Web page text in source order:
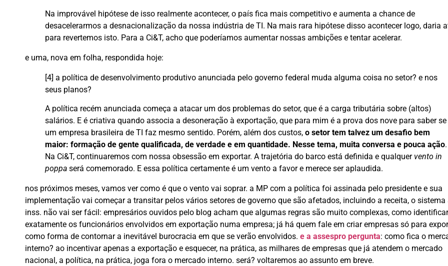
Na improvável hipótese de isso realmente acontecer, o país fica mais competitivo e aumenta a chance de
desacelerarmos a desnacionalização da nossa indústria de TI. Na mais rara hipótese disso acontecer logo, daria
para revertemos isto. Para a Ci&T, acho que poderíamos aumentar nossas ambições e tentar acelerar.
e uma, nova em folha, respondida hoje:
[4] a política de desenvolvimento produtivo anunciada pelo governo federal muda alguma coisa no setor? e nos
seus planos?
A política recém anunciada começa a atacar um dos problemas do setor, que é a carga tributária sobre (altos)
salários. E é criativa quando associa a desoneração à exportação, que para mim é a prova dos nove para saber se
um empresa brasileira de TI faz mesmo sentido. Porém, além dos custos, o setor tem talvez um desafio bem
maior: formação de gente qualificada, de verdade e em quantidade. Nesse tema, muita conversa e pouca ação.
Na Ci&T, continuaremos com nossa obsessão em exportar. A trajetória do barco está definida e qualquer vento in
poppa será comemorado. E essa política certamente é um vento a favor e merece ser aplaudida.
nos próximos meses, vamos ver como é que o vento vai soprar. a MP com a política foi assinada pelo presidente e sua
implementação vai começar a transitar pelos vários setores de governo que são afetados, incluindo a receita, o sistema
inss. não vai ser fácil: empresários ouvidos pelo blog acham que algumas regras são muito complexas, como identificar
exatamente os funcionários envolvidos em exportação numa empresa; já há quem fale em criar empresas só para
como forma de contornar a inevitável burocracia em que se verão envolvidos. e a assespro pergunta: como fica o
interno? ao incentivar apenas a exportação e esquecer, na prática, as milhares de empresas que já atendem o mercado
nacional, a política, na prática, joga fora o mercado interno. será? voltaremos ao assunto em breve.